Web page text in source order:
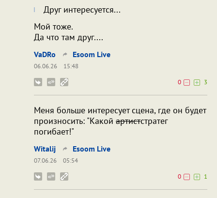
Друг интересуется...
Мой тоже.
Да что там друг....
VaDRo Esoom Live
06.06.26
15:48
0
3
Меня больше интересует сцена, где он будет
произносить: "Какой артистстратег
погибает!"
Witalij Esoom Live
07.06.26
05:54
0
1